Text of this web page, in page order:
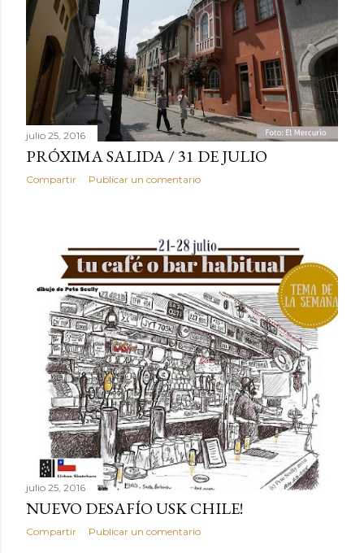
s
julio 25, 2016
PRÓXIMA SALIDA / 31 DE JULIO
Compartir Publicar un comentario
julio 25, 2016
NUEVO DESAFÍO USK CHILE!
Compartir Publicar un comentario